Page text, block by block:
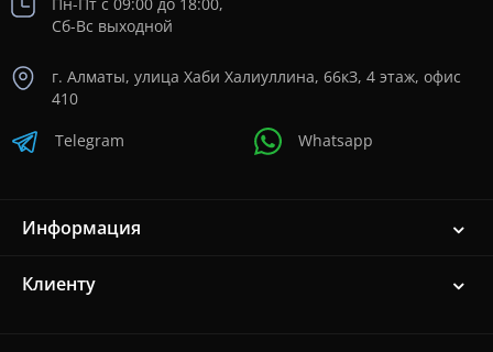
Сб-Вс выходной
г. Алматы, улица Хаби Халиуллина, 66кЗ, 4 этаж, офис
410
Telegram Whatsapp
Информация
Клиенту